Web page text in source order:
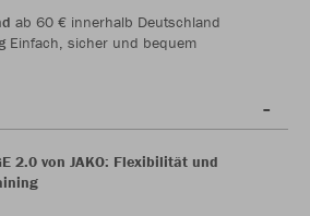
ab 60 € innerhalb Deutschland
Einfach, sicher und bequem
2.0 von JAKO: Flexibilität und